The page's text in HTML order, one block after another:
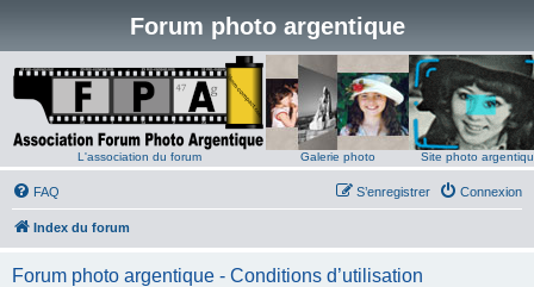
Forum photo argentique
L'association du forum Galerie photo Site photo
FAQ Connexion
S’enregistrer
Index du forum
Forum photo argentique - Conditions d’utilisation